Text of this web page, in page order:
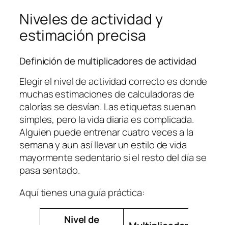
Niveles de actividad y
estimación precisa
Definición de multiplicadores de actividad
Elegir el nivel de actividad correcto es donde
muchas estimaciones de calculadoras de
calorías se desvían. Las etiquetas suenan
simples, pero la vida diaria es complicada.
Alguien puede entrenar cuatro veces a la
semana y aun así llevar un estilo de vida
mayormente sedentario si el resto del día se
pasa sentado.
Aquí tienes una guía práctica:
Nivel de